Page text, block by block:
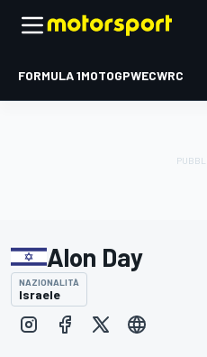
FORMULA 1MOTOGPWECWRC
Alon Day
NAZIONALITÀ
Israele